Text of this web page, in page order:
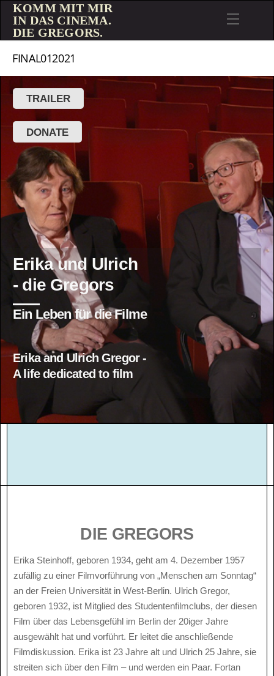
KOMM MIT MIR
IN DAS CINEMA.
DIE GREGORS.
FINAL012021
TRAILER
DONATE
Erika und Ulrich
- die Gregors
Ein Leben für die Filme
Erika and Ulrich Gregor -
A life dedicated to film
DIE GREGORS
Erika Steinhoff, geboren 1934, geht am 4. Dezember 1957
zufällig zu einer Filmvorführung von „Menschen am Sonntag“
an der Freien Universität in West-Berlin. Ulrich Gregor,
geboren 1932, ist Mitglied des Studentenfilmclubs, der diesen
Film über das Lebensgefühl im Berlin der 20iger Jahre
ausgewählt hat und vorführt. Er leitet die anschließende
Filmdiskussion. Erika ist 23 Jahre alt und Ulrich 25 Jahre, sie
streiten sich über den Film – und werden ein Paar. Fortan